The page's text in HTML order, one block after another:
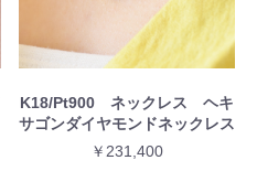
K18/Pt900 ネックレス ヘキ
サゴンダイヤモンドネックレス
￥231,400